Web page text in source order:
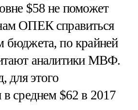
$58 не поможет
ОПЕК справиться
бюджета, по крайней
аналитики МВФ.
для этого
в среднем $62 в 2017